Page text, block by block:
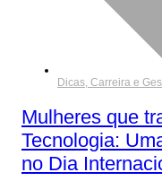
Dicas, Carreira e
Mulheres que
Tecnologia:
no Dia